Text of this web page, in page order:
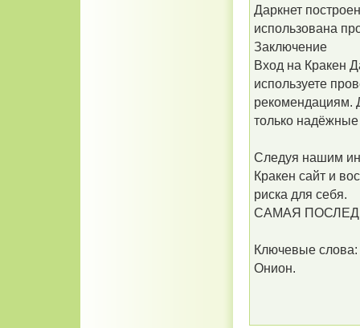
Даркнет
использована
Заключение
Вход на Кракен
используете
рекомендациям.
только
Следуя нашим
Кракен сайт и
риска для себя.
САМАЯ
Ключевые слова:
Онион.